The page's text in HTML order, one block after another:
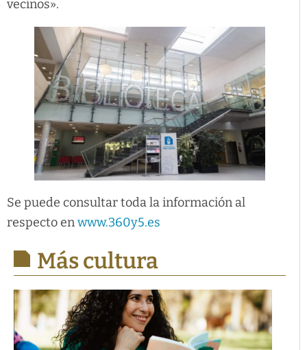
vecinos».
Se puede consultar toda la información al
respecto enwww.360y5.es
Más cultura